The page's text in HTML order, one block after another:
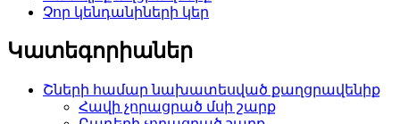
Չոր կենդանիների կեր
Կատեգորիաներ
Շների համար նախատեսված քաղցրավենիք
Հավի չորացրած մսի շարք